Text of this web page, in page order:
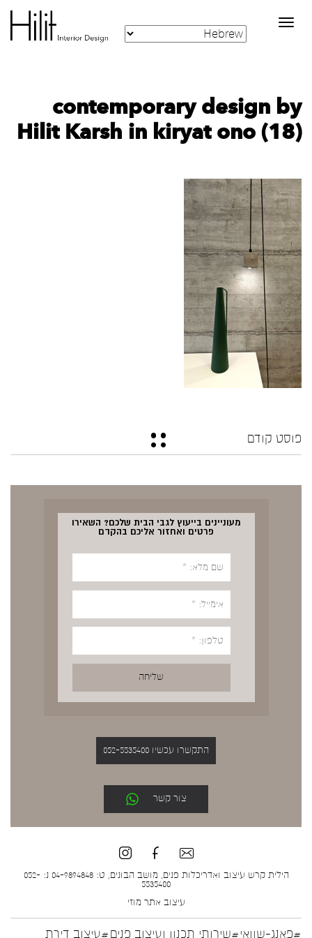
Toggle
navigation
contemporary design by
Hilit Karsh in kiryat ono (18)
פוסט קודם
מעוניינים בייעוץ לגבי הבית שלכם? השאירו
פרטים ואחזור אליכם בהקדם
התקשרו עכשיו 052-5535400
צור קשר
הילית קרש עיצוב ואדריכלות פנים, מושב הבונים, ט: 04-9894848 נ: 052-
5535400
עיצוב אתר מוזי
#פאנג-שוואי#שירותי תכנון ועיצוב פנים#עיצוב דירת